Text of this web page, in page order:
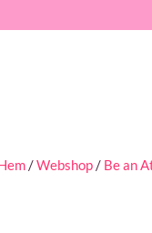
/Webshop/ Be an